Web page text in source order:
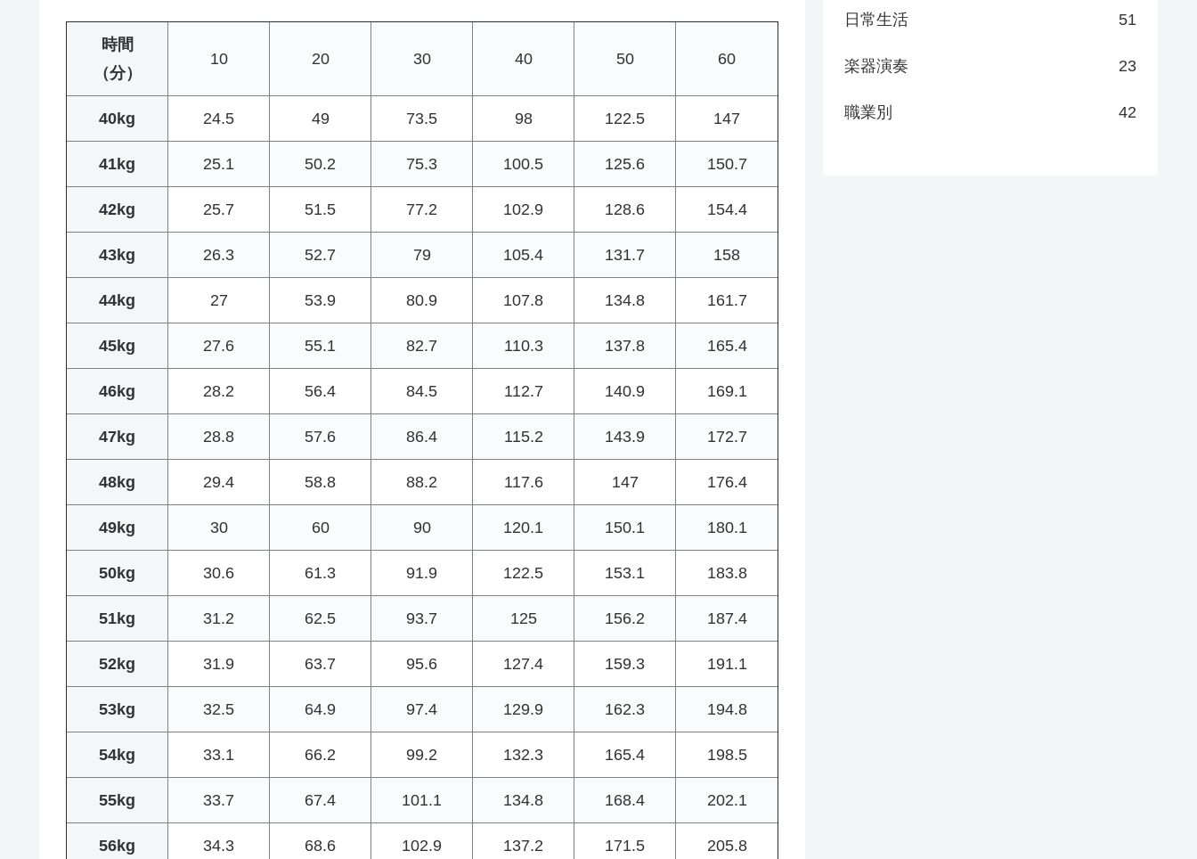
時間
（分）
10 20 30 40 50 60
40kg 24.5 49 73.5 98 122.5 147
41kg 25.1 50.2 75.3 100.5 125.6 150.7
42kg 25.7 51.5 77.2 102.9 128.6 154.4
43kg 26.3 52.7 79 105.4 131.7 158
44kg 27 53.9 80.9 107.8 134.8 161.7
45kg 27.6 55.1 82.7 110.3 137.8 165.4
46kg 28.2 56.4 84.5 112.7 140.9 169.1
47kg 28.8 57.6 86.4 115.2 143.9 172.7
48kg 29.4 58.8 88.2 117.6 147 176.4
49kg 30 60 90 120.1 150.1 180.1
50kg 30.6 61.3 91.9 122.5 153.1 183.8
51kg 31.2 62.5 93.7 125 156.2 187.4
52kg 31.9 63.7 95.6 127.4 159.3 191.1
53kg 32.5 64.9 97.4 129.9 162.3 194.8
54kg 33.1 66.2 99.2 132.3 165.4 198.5
55kg 33.7 67.4 101.1 134.8 168.4 202.1
56kg 34.3 68.6 102.9 137.2 171.5 205.8
日常生活 51
楽器演奏 23
職業別 42